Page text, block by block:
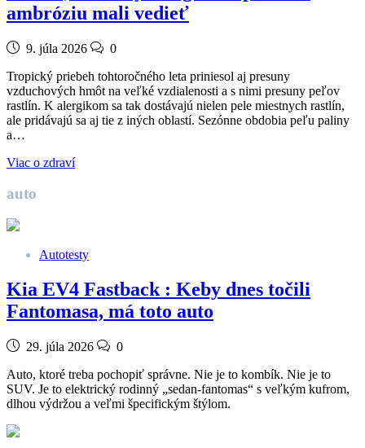
ambróziu mali vedieť
9. júla 2026
0
Tropický priebeh tohtoročného leta priniesol aj presuny
vzduchových hmôt na veľké vzdialenosti a s nimi presuny peľov
rastlín. K alergikom sa tak dostávajú nielen pele miestnych rastlín,
ale pridávajú sa aj tie z iných oblastí. Sezónne obdobia peľu paliny
a…
Viac o zdraví
auto
Autotesty
Kia EV4 Fastback : Keby dnes točili
Fantomasa, má toto auto
29. júla 2026
0
Auto, ktoré treba pochopiť správne. Nie je to kombík. Nie je to
SUV. Je to elektrický rodinný „sedan-fantomas“ s veľkým kufrom,
dlhou výdržou a veľmi špecifickým štýlom.